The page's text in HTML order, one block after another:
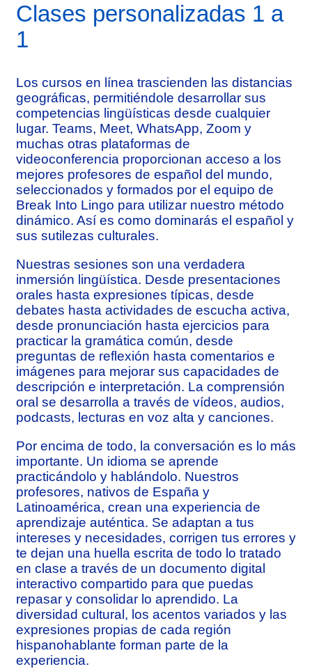
Clases personalizadas 1 a
1
Los cursos en línea trascienden las distancias
geográficas, permitiéndole desarrollar sus
competencias lingüísticas desde cualquier
lugar. Teams, Meet, WhatsApp, Zoom y
muchas otras plataformas de
videoconferencia proporcionan acceso a los
mejores profesores de español del mundo,
seleccionados y formados por el equipo de
Break Into Lingo para utilizar nuestro método
dinámico. Así es como dominarás el español y
sus sutilezas culturales.
Nuestras sesiones son una verdadera
inmersión lingüística. Desde presentaciones
orales hasta expresiones típicas, desde
debates hasta actividades de escucha activa,
desde pronunciación hasta ejercicios para
practicar la gramática común, desde
preguntas de reflexión hasta comentarios e
imágenes para mejorar sus capacidades de
descripción e interpretación. La comprensión
oral se desarrolla a través de vídeos, audios,
podcasts, lecturas en voz alta y canciones.
Por encima de todo, la conversación es lo más
importante. Un idioma se aprende
practicándolo y hablándolo. Nuestros
profesores, nativos de España y
Latinoamérica, crean una experiencia de
aprendizaje auténtica. Se adaptan a tus
intereses y necesidades, corrigen tus errores y
te dejan una huella escrita de todo lo tratado
en clase a través de un documento digital
interactivo compartido para que puedas
repasar y consolidar lo aprendido. La
diversidad cultural, los acentos variados y las
expresiones propias de cada región
hispanohablante forman parte de la
experiencia.